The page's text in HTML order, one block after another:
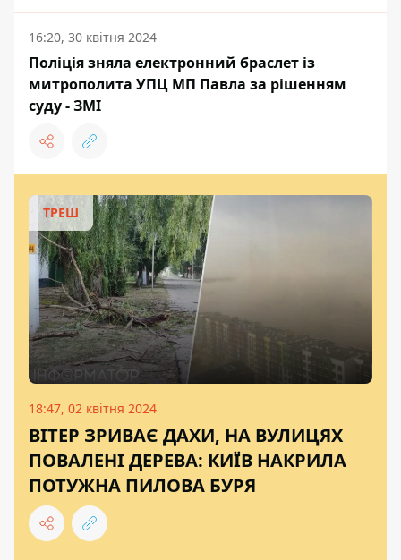
16:20, 30 квітня 2024
Поліція зняла електронний браслет із
митрополита УПЦ МП Павла за рішенням
суду - ЗМІ
ТРЕШ
18:47, 02 квітня 2024
ВІТЕР ЗРИВАЄ ДАХИ, НА ВУЛИЦЯХ
ПОВАЛЕНІ ДЕРЕВА: КИЇВ НАКРИЛА
ПОТУЖНА ПИЛОВА БУРЯ